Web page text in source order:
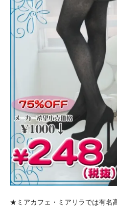
★ミアカフェ・ミアリラでは有名